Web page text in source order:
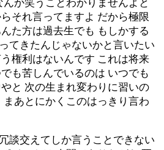
か笑うことわかりませんよと
それ言ってますよ だから極限
た方は過去生でも もしかする
てきたんじゃないかと言いたい
権利はないんです これは将来
も苦しんでいるのは いつでも
と 次の生まれ変わりに習いの
あとにかくこのはっきり言わ
談交えてしか言うことできない